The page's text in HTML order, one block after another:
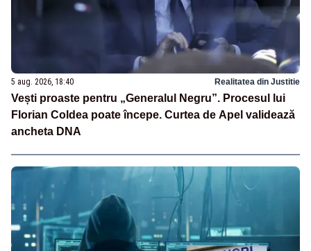
5 aug. 2026, 18:40 Realitatea din Justitie
Vești proaste pentru „Generalul Negru”. Procesul lui
Florian Coldea poate începe. Curtea de Apel validează
ancheta DNA